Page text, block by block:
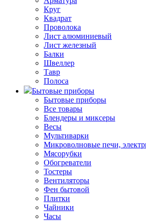
Круг
Квадрат
Проволока
Лист алюминиевый
Лист железный
Балки
Швеллер
Тавр
Полоса
Бытовые приборы
Бытовые приборы
Все товары
Блендеры и миксеры
Весы
Мультиварки
Микроволновые печи,
Мясорубки
Обогреватели
Тостеры
Вентиляторы
Фен бытовой
Плитки
Чайники
Часы